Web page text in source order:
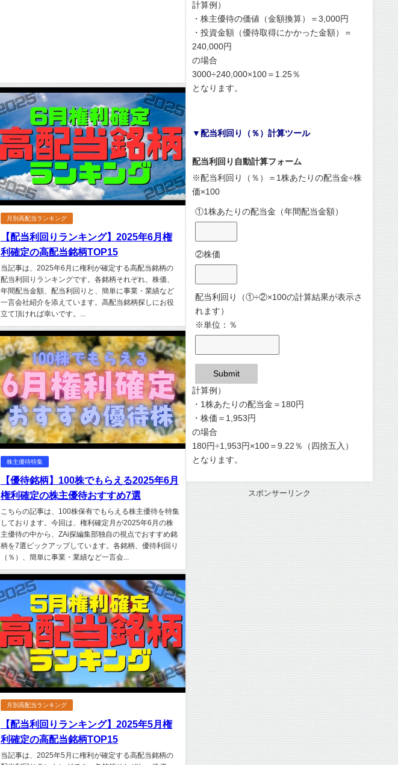
月別高配当ランキング
【配当利回りランキング】2025年6月権
利確定の高配当銘柄TOP15
当記事は、2025年6月に権利が確定する高配当銘柄の
配当利回りランキングです。各銘柄それぞれ、株価、
年間配当金額、配当利回りと、簡単に事業・業績など
一言会社紹介を添えています。高配当銘柄探しにお役
立て頂ければ幸いです。...
株主優待特集
【優待銘柄】100株でもらえる2025年6月
権利確定の株主優待おすすめ7選
こちらの記事は、100株保有でもらえる株主優待を特集
しております。今回は、権利確定月が2025年6月の株
主優待の中から、ZAi探編集部独自の視点でおすすめ銘
柄を7選ピックアップしています。各銘柄、優待利回り
（％）、簡単に事業・業績など一言会...
月別高配当ランキング
【配当利回りランキング】2025年5月権
利確定の高配当銘柄TOP15
当記事は、2025年5月に権利が確定する高配当銘柄の
計算例）
・株主優待の価値（金額換算）＝3,000円
・投資金額（優待取得にかかった金額）＝
240,000円
の場合
3000÷240,000×100＝1.25％
となります。
▼配当利回り（％）計算ツール
配当利回り自動計算フォーム
※配当利回り（％）＝1株あたりの配当金÷株
価×100
①1株あたりの配当金（年間配当金額）
②株価
配当利回り（①÷②×100の計算結果が表示さ
れます）
※単位：％
Submit
計算例）
・1株あたりの配当金＝180円
・株価＝1,953円
の場合
180円÷1,953円×100＝9.22％（四捨五入）
となります。
スポンサーリンク